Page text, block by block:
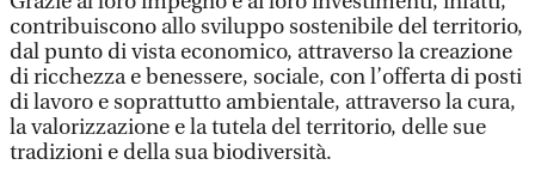
contribuiscono allo sviluppo sostenibile del territorio,
dal punto di vista economico, attraverso la creazione
di ricchezza e benessere, sociale, con l’offerta di posti
di lavoro e soprattutto ambientale, attraverso la cura,
la valorizzazione e la tutela del territorio, delle sue
tradizioni e della sua biodiversità.